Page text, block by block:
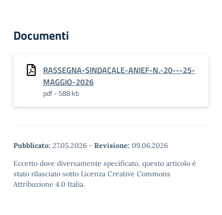
Documenti
RASSEGNA-SINDACALE-ANIEF-N.-20---25-
MAGGIO-2026
pdf - 588 kb
Pubblicato: 27.05.2026 - Revisione: 09.06.2026
Eccetto dove diversamente specificato, questo articolo è
stato rilasciato sotto Licenza Creative Commons
Attribuzione 4.0 Italia.